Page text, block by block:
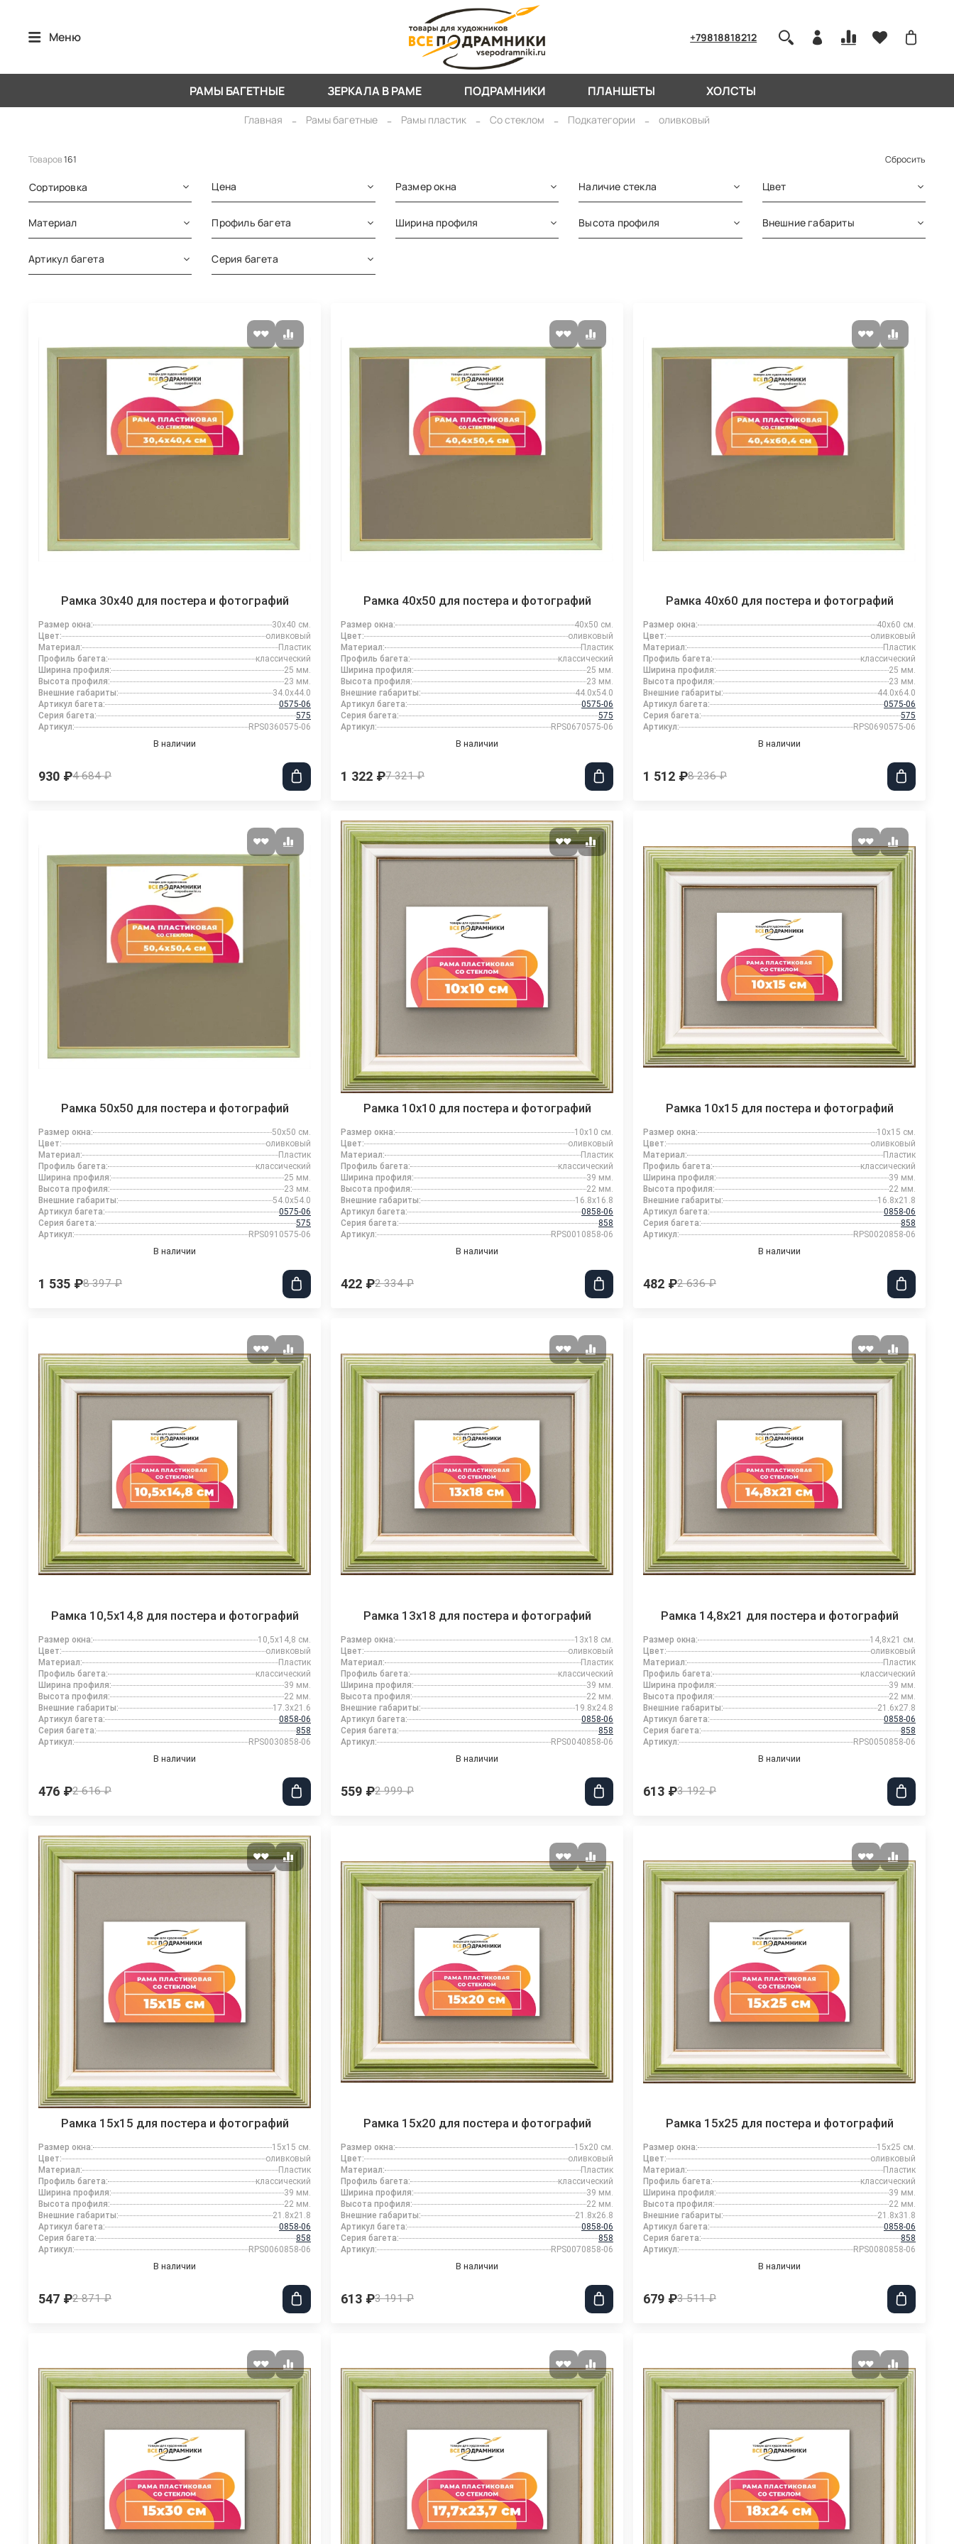
Меню +79818818212
РАМЫ БАГЕТНЫЕ ЗЕРКАЛА В РАМЕ ПОДРАМНИКИ ПЛАНШЕТЫ ХОЛСТЫ
Главная Рамы багетные Рамы пластик Со стеклом Подкатегории оливковый
Товаров161 Сбросить
Сортировка Цена Размер окна Наличие стекла Цвет
Материал Профиль багета Ширина профиля Высота профиля Внешние габариты
Артикул багета Серия багета
Рамка 30x40 для постера и фотографий
Размер окна:
30x40 см.
Цвет:
оливковый
Материал:
Пластик
Профиль багета:
классический
Ширина профиля:
25 мм.
Высота профиля:
23 мм.
Внешние габариты:
34.0x44.0
Артикул багета:
0575-06
Серия багета:
575
Артикул:
RPS0360575-06
В наличии
930 ₽4 684 ₽
Рамка 40x50 для постера и фотографий
Размер окна:
40x50 см.
Цвет:
оливковый
Материал:
Пластик
Профиль багета:
классический
Ширина профиля:
25 мм.
Высота профиля:
23 мм.
Внешние габариты:
44.0x54.0
Артикул багета:
0575-06
Серия багета:
575
Артикул:
RPS0670575-06
В наличии
1 322 ₽7 321 ₽
Рамка 40x60 для постера и фотографий
Размер окна:
40x60 см.
Цвет:
оливковый
Материал:
Пластик
Профиль багета:
классический
Ширина профиля:
25 мм.
Высота профиля:
23 мм.
Внешние габариты:
44.0x64.0
Артикул багета:
0575-06
Серия багета:
575
Артикул:
RPS0690575-06
В наличии
1 512 ₽8 236 ₽
Рамка 50x50 для постера и фотографий
Размер окна:
50x50 см.
Цвет:
оливковый
Материал:
Пластик
Профиль багета:
классический
Ширина профиля:
25 мм.
Высота профиля:
23 мм.
Внешние габариты:
54.0x54.0
Артикул багета:
0575-06
Серия багета:
575
Артикул:
RPS0910575-06
В наличии
1 535 ₽8 397 ₽
Рамка 10x10 для постера и фотографий
Размер окна:
10x10 см.
Цвет:
оливковый
Материал:
Пластик
Профиль багета:
классический
Ширина профиля:
39 мм.
Высота профиля:
22 мм.
Внешние габариты:
16.8x16.8
Артикул багета:
0858-06
Серия багета:
858
Артикул:
RPS0010858-06
В наличии
422 ₽2 334 ₽
Рамка 10x15 для постера и фотографий
Размер окна:
10x15 см.
Цвет:
оливковый
Материал:
Пластик
Профиль багета:
классический
Ширина профиля:
39 мм.
Высота профиля:
22 мм.
Внешние габариты:
16.8x21.8
Артикул багета:
0858-06
Серия багета:
858
Артикул:
RPS0020858-06
В наличии
482 ₽2 636 ₽
Рамка 10,5x14,8 для постера и фотографий
Размер окна:
10,5x14,8 см.
Цвет:
оливковый
Материал:
Пластик
Профиль багета:
классический
Ширина профиля:
39 мм.
Высота профиля:
22 мм.
Внешние габариты:
17.3x21.6
Артикул багета:
0858-06
Серия багета:
858
Артикул:
RPS0030858-06
В наличии
476 ₽2 616 ₽
Рамка 13x18 для постера и фотографий
Размер окна:
13x18 см.
Цвет:
оливковый
Материал:
Пластик
Профиль багета:
классический
Ширина профиля:
39 мм.
Высота профиля:
22 мм.
Внешние габариты:
19.8x24.8
Артикул багета:
0858-06
Серия багета:
858
Артикул:
RPS0040858-06
В наличии
559 ₽2 999 ₽
Рамка 14,8x21 для постера и фотографий
Размер окна:
14,8x21 см.
Цвет:
оливковый
Материал:
Пластик
Профиль багета:
классический
Ширина профиля:
39 мм.
Высота профиля:
22 мм.
Внешние габариты:
21.6x27.8
Артикул багета:
0858-06
Серия багета:
858
Артикул:
RPS0050858-06
В наличии
613 ₽3 192 ₽
Рамка 15x15 для постера и фотографий
Размер окна:
15x15 см.
Цвет:
оливковый
Материал:
Пластик
Профиль багета:
классический
Ширина профиля:
39 мм.
Высота профиля:
22 мм.
Внешние габариты:
21.8x21.8
Артикул багета:
0858-06
Серия багета:
858
Артикул:
RPS0060858-06
В наличии
547 ₽2 871 ₽
Рамка 15x20 для постера и фотографий
Размер окна:
15x20 см.
Цвет:
оливковый
Материал:
Пластик
Профиль багета:
классический
Ширина профиля:
39 мм.
Высота профиля:
22 мм.
Внешние габариты:
21.8x26.8
Артикул багета:
0858-06
Серия багета:
858
Артикул:
RPS0070858-06
В наличии
613 ₽3 191 ₽
Рамка 15x25 для постера и фотографий
Размер окна:
15x25 см.
Цвет:
оливковый
Материал:
Пластик
Профиль багета:
классический
Ширина профиля:
39 мм.
Высота профиля:
22 мм.
Внешние габариты:
21.8x31.8
Артикул багета:
0858-06
Серия багета:
858
Артикул:
RPS0080858-06
В наличии
679 ₽3 511 ₽